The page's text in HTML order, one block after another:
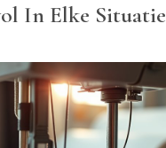
In Elke Situatie